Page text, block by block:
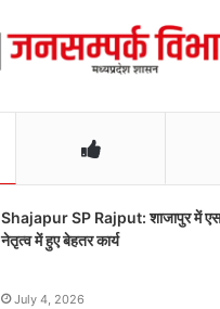
Shajapur SP Rajput: शाजापुर में
नेतृत्व में हुए बेहतर कार्य
July 4, 2026